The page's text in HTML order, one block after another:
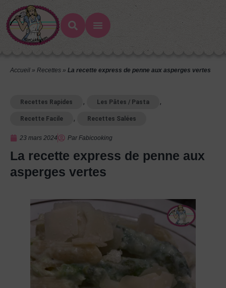
Accueil » Recettes » La recette express de penne aux asperges vertes
Recettes Rapides , Les Pâtes / Pasta ,
Recette Facile , Recettes Salées
23 mars 2024 Par Fabicooking
La recette express de penne aux
asperges vertes